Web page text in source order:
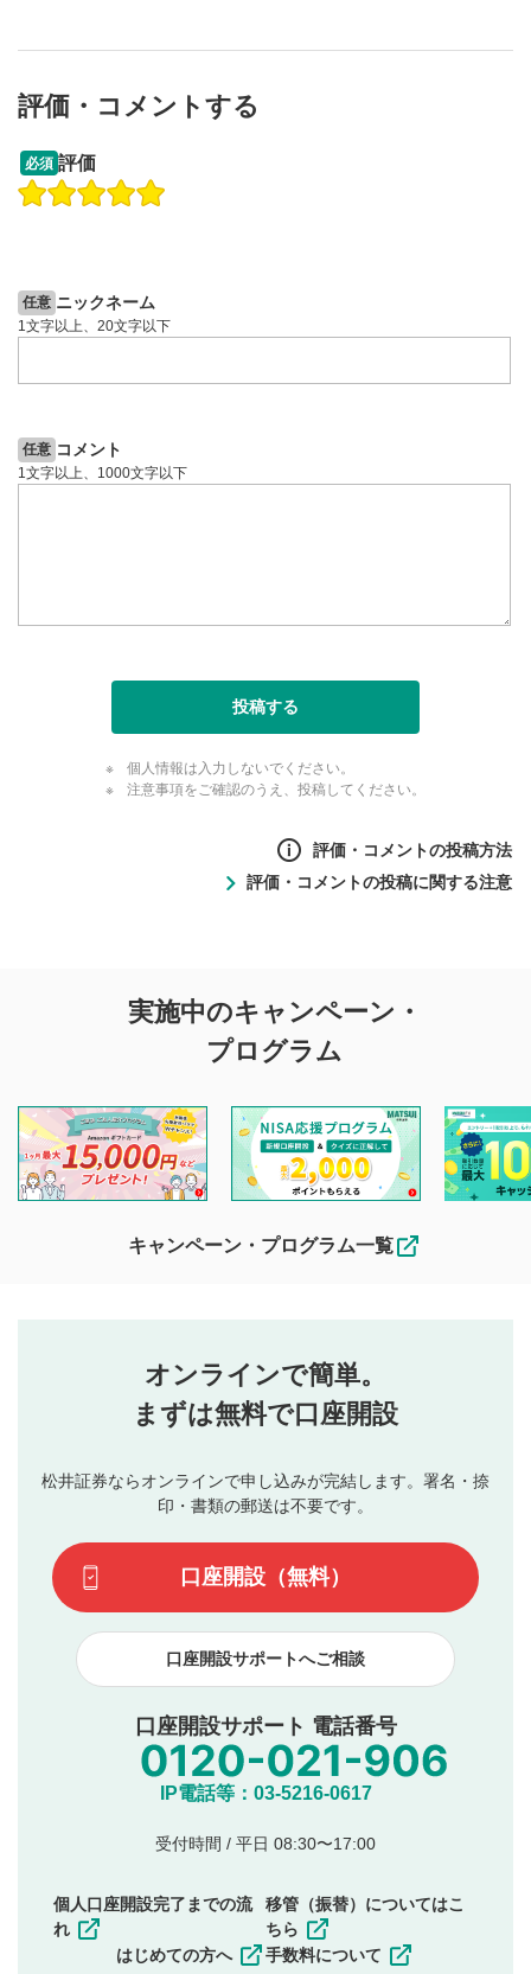
操作説明動画
評価・コメントする
必須 評価
任意 ニックネーム
1文字以上、20文字以下
任意 コメント
1文字以上、1000文字以下
投稿する
個人情報は入力しないでください。
注意事項をご確認のうえ、投稿してください。
評価・コメントの投稿方法
投稿するボタン
星で評価をすると投稿できます。（お名前とコメント
3
動画の評価
です）
評価・コメントの投稿に関する注意
投稿に関する注意
を目的として、各動画コンテンツに、評価およびコメントの
投稿ができます。利用者は以下の注意事項をご理解のうえ、
閲覧および投稿を行うものとしてください。
他の利用者が動画を視聴される際の参考になるコメントをお
待ちしております。
なお、投稿をもって、本注意事項に同意されたものとみなし
行ってください。
当社は、利用者同士、もしくは利用者と第三者間のトラ
ブルによって生じた損害に対して一切の責任を負いませ
評価およびコメントは当社にて審査のうえ、掲載となり
ます。掲載されるまでに日数がかかる場合や掲載されない
てはお答えできません。各動画コンテンツへの掲載をもっ
て結果のご連絡といたします。ご了承ください。
下記の項目に該当すると判断された投稿内容は、掲載を
見合わせる場合がございます。
本動画コンテンツとは無関係の内容の投稿
他者への誹謗中傷や差別的表現投稿
公序良俗に反する内容の投稿
氏名、住所、電話番号など個人を特定できる情報の
他のサイトへの誘導や営利目的、広告・宣伝を目
他者の権利（商標、著作権、その他の知的財産
その他当社が不適切と判断した投稿
一度投稿した評価およびコメントの変更・削除はできま
実施中のキャンペーン・
プログラム
キャンペーン・プログラム一覧
オンラインで簡単。
まずは無料で口座開設
松井証券ならオンラインで申し込みが完結します。署名・捺
印・書類の郵送は不要です。
口座開設（無料）
口座開設サポートへご相談
口座開設サポート 電話番号
IP電話等：03-5216-0617
受付時間 / 平日 08:30〜17:00
個人口座開設完了までの流
れ
はじめての方へ
移管（振替）についてはこ
ちら
手数料について